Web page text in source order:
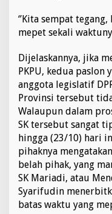
‘’Kita sempat
mepet sekali
Dijelaskannya, jika
PKPU, kedua paslon
anggota legislatif
Provinsi tersebut
Walaupun dalam
SK tersebut sangat
hingga (23/10) hari
pihaknya
belah pihak, yang
SK Mariadi, atau
Syarifudin
batas waktu yang